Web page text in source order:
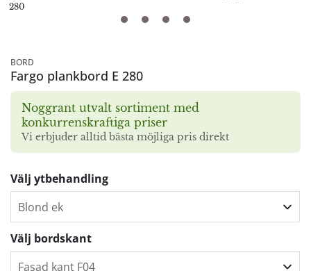
280
BORD
Fargo plankbord E 280
Noggrant utvalt sortiment med
konkurrenskraftiga priser
Vi erbjuder alltid bästa möjliga pris direkt
Välj ytbehandling
Välj bordskant